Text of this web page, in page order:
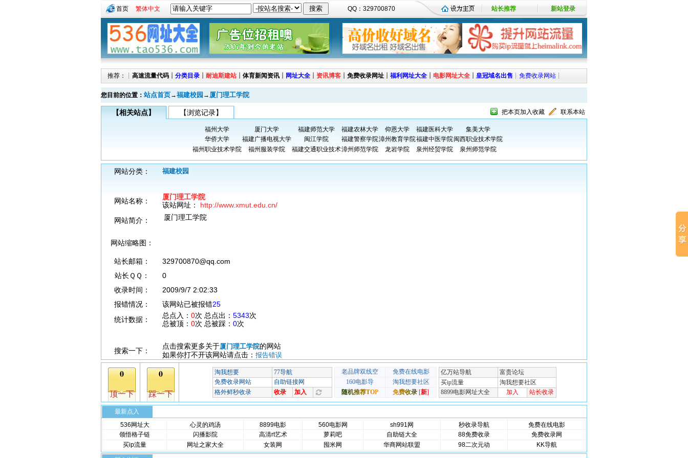
首页 繁体中文 QQ：329700870 站长推荐 新站登录
推荐：┊ 高速流量代码 ┊ 分类目录 ┊ 耐迪斯建站 ┊ 体育新闻资讯 ┊ 网址大全 ┊ 资讯博客 ┊ 免费收录网址 ┊ 福利网址大全 ┊ 电影网址大全 ┊ 皇冠域名出售 ┊ 免费收录网站 ┊
您目前的位置： 站点首页→福建校园 → 厦门理工学院
【相关站点】 【浏览记录】 把本页加入收藏 联系本站
福州大学 厦门大学 福建师范大学 福建农林大学 仰恩大学 福建医科大学
集美大学
华侨大学
福建广播电视大学 闽江学院 福建警察学院漳州教育学院福建中医学院闽西职业技术学院
福州职业技术学院
福州服装学院 福建交通职业技术漳州师范学院 龙岩学院 泉州经贸学院 泉州师范学院
网站分类： 福建校园
网站名称：
厦门理工学院
该站网址： http://www.xmut.edu.cn/
网站简介：
厦门理工学院
网站缩略图：
站长邮箱：
329700870@qq.com
站长ＱＱ：
0
收录时间：
2009/9/7 2:02:33
报错情况：
该网站已被报错25
统计数据：
总点入： 0次 总点出： 5343次
总被顶： 0次 总被踩： 0次
搜索一下：
点击搜索更多关于厦门理工学院的网站
如果你打不开该网站请点击： 报告错误
最新点入
536网址大
心灵的鸡汤 8899电影 560电影网 sh991网 秒收录导航
免费在线电影
领悟格子链
闪播影院 高清rt艺术 萝莉吧 自助链大全 88免费收录
免费收录网
买ip流量
网址之家大全 女装网 囤米网 华商网站联盟 98二次元动 KK导航